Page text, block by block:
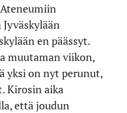
en päässyt.
muutaman viikon,
yksi on nyt perunut,
Kirosin aika
että joudun